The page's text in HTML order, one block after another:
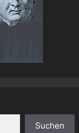
Suchen